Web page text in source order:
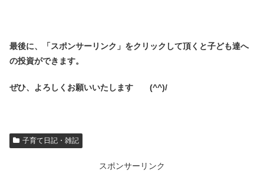
最後に、「スポンサーリンク」をクリックして頂くと子ども達へ
の投資ができます。
ぜひ、よろしくお願いいたします (^^)/
子育て日記・雑記
スポンサーリンク